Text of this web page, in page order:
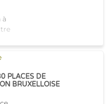
à
PLACES DE
BRUXELLOISE